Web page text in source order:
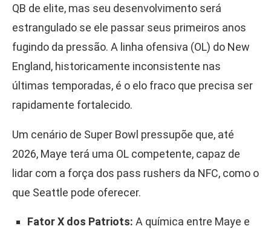
QB de elite, mas seu desenvolvimento será
estrangulado se ele passar seus primeiros anos
fugindo da pressão. A linha ofensiva (OL) do New
England, historicamente inconsistente nas
últimas temporadas, é o elo fraco que precisa ser
rapidamente fortalecido.
Um cenário de Super Bowl pressupõe que, até
2026, Maye terá uma OL competente, capaz de
lidar com a força dos pass rushers da NFC, como o
que Seattle pode oferecer.
Fator X dos Patriots: A química entre Maye e